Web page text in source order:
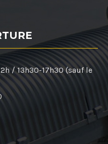
/ 13h30-17h30 (sauf le